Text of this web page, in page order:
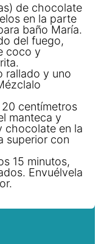
de chocolate
en la parte
baño María.
del fuego,
coco y
rallado y uno
centímetros
manteca y
chocolate en la
superior con
15 minutos,
Envuélvela